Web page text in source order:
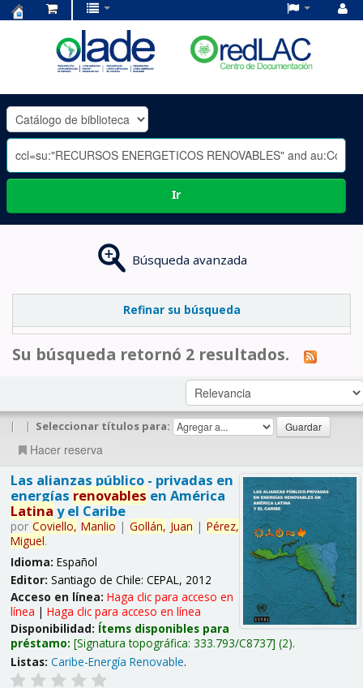
OLADE
-
Ir
Búsqueda avanzada
Refinar su búsqueda
Su búsqueda retornó 2 resultados.
| | Seleccionar títulos para:
Hacer reserva
Las alianzas público - privadas en
energías renovables en América
Latina y el Caribe
por Coviello, Manlio | Gollán, Juan | Pérez,
Miguel.
Idioma: Español
Editor: Santiago de Chile: CEPAL, 2012
Acceso en línea: Haga clic para acceso en
línea | Haga clic para acceso en línea
Disponibilidad: Ítems disponibles para
préstamo: Signatura topográfica: 333.793/C8737 (2).
Listas: Caribe-Energía Renovable.